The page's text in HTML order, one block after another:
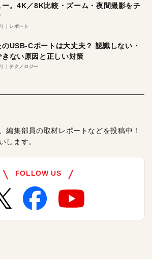
ー。4K／8K比較・ズーム・夜間撮影をチ
レポート
のUSB-Cポートは大丈夫？ 認識しない・
きない原因と正しい対策
テクノロジー
編集部員の取材レポートなどを投稿中！
します。
FOLLOW US